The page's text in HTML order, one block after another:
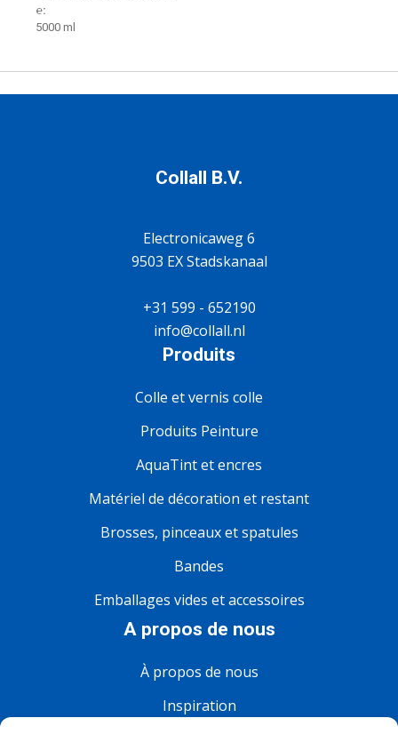
℮:
5000 ml
Collall B.V.
Electronicaweg 6
9503 EX Stadskanaal
+31 599 - 652190
info@collall.nl
Produits
Colle et vernis colle
Produits Peinture
AquaTint et encres
Matériel de décoration et restant
Brosses, pinceaux et spatules
Bandes
Emballages vides et accessoires
A propos de nous
À propos de nous
Inspiration